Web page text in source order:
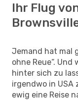
Ihr Flug
Jemand hat mal
ohne Reue“.
hinter sich zu
irgendwo in USA
ewig eine Reise